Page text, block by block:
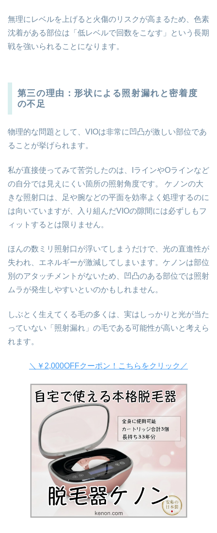
無理にレベルを上げると火傷のリスクが高まるため、色素
沈着がある部位は「低レベルで回数をこなす」という長期
戦を強いられることになります。
第三の理由：形状による照射漏れと密着度
の不足
物理的な問題として、VIOは非常に凹凸が激しい部位であ
ることが挙げられます。
私が直接使ってみて苦労したのは、IラインやOラインなど
の自分では見えにくい箇所の照射角度です。 ケノンの大
きな照射口は、足や腕などの平面を効率よく処理するのに
は向いていますが、入り組んだVIOの隙間には必ずしもフ
ィットするとは限りません。
ほんの数ミリ照射口が浮いてしまうだけで、光の直進性が
失われ、エネルギーが激減してしまいます。ケノンは部位
別のアタッチメントがないため、凹凸のある部位では照射
ムラが発生しやすいといのかもしれません。
しぶとく生えてくる毛の多くは、実はしっかりと光が当た
っていない「照射漏れ」の毛である可能性が高いと考えら
れます。
＼￥2,000OFFクーポン！こちらをクリック／